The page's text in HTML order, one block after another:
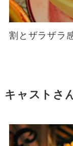
割とザラザラ
キャストさ